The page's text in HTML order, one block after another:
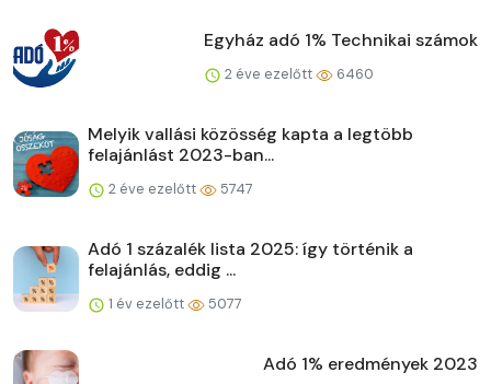
Egyház adó 1% Technikai számok
2 éve ezelőtt 6460
Melyik vallási közösség kapta a legtöbb
felajánlást 2023-ban...
2 éve ezelőtt 5747
Adó 1 százalék lista 2025: így történik a
felajánlás, eddig ...
1 év ezelőtt 5077
Adó 1% eredmények 2023